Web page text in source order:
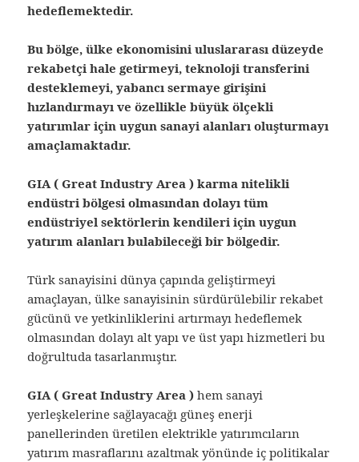
hedeflemektedir.
Bu bölge, ülke ekonomisini uluslararası düzeyde
rekabetçi hale getirmeyi, teknoloji transferini
desteklemeyi, yabancı sermaye girişini
hızlandırmayı ve özellikle büyük ölçekli
yatırımlar için uygun sanayi alanları oluşturmayı
amaçlamaktadır.
GIA ( Great Industry Area ) karma nitelikli
endüstri bölgesi olmasından dolayı tüm
endüstriyel sektörlerin kendileri için uygun
yatırım alanları bulabileceği bir bölgedir.
Türk sanayisini dünya çapında geliştirmeyi
amaçlayan, ülke sanayisinin sürdürülebilir rekabet
gücünü ve yetkinliklerini artırmayı hedeflemek
olmasından dolayı alt yapı ve üst yapı hizmetleri bu
doğrultuda tasarlanmıştır.
GIA ( Great Industry Area )hem sanayi
yerleşkelerine sağlayacağı güneş enerji
panellerinden üretilen elektrikle yatırımcıların
yatırım masraflarını azaltmak yönünde iç politikalar